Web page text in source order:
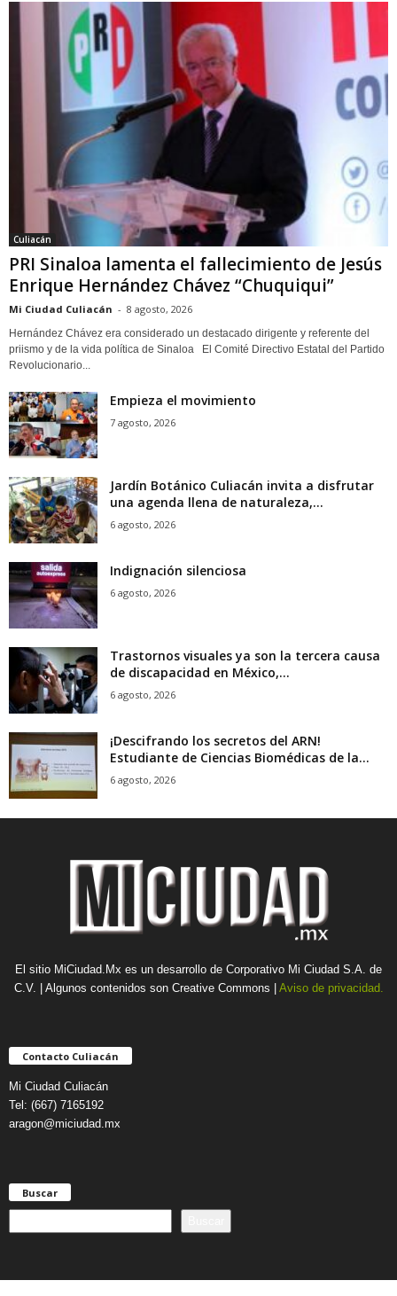
Culiacán
PRI Sinaloa lamenta el fallecimiento de Jesús
Enrique Hernández Chávez “Chuquiqui”
Mi Ciudad Culiacán - 8 agosto, 2026
Hernández Chávez era considerado un destacado dirigente y referente del
priismo y de la vida política de Sinaloa El Comité Directivo Estatal del Partido
Revolucionario...
Empieza el movimiento
7 agosto, 2026
Jardín Botánico Culiacán invita a disfrutar
una agenda llena de naturaleza,...
6 agosto, 2026
Indignación silenciosa
6 agosto, 2026
Trastornos visuales ya son la tercera causa
de discapacidad en México,...
6 agosto, 2026
¡Descifrando los secretos del ARN!
Estudiante de Ciencias Biomédicas de la...
6 agosto, 2026
El sitio MiCiudad.Mx es un desarrollo de Corporativo Mi Ciudad S.A. de
C.V. | Algunos contenidos son Creative Commons | Aviso de privacidad.
Contacto Culiacán
Mi Ciudad Culiacán
Tel: (667) 7165192
aragon@miciudad.mx
Buscar
u